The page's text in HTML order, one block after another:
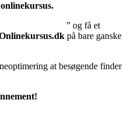
” og få et
på bare ganske
at besøgende finder